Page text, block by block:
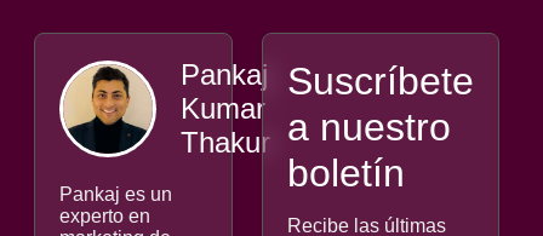
Pankaj
Kumar
Thakur
Pankaj es un
experto en
Suscríbete
a nuestro
boletín
Recibe las últimas